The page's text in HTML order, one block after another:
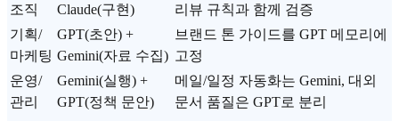
조직
Claude(구현)
리뷰 규칙과 함께 검증
기획/
마케팅
GPT(초안) +
Gemini(자료 수집)
브랜드 톤 가이드를 GPT 메모리에
고정
운영/
관리
Gemini(실행) +
GPT(정책 문안)
메일/일정 자동화는 Gemini, 대외
문서 품질은 GPT로 분리